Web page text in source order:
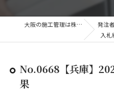
大阪の施工管理は株式会社CAGAMI
発注者支援業務
入札
No.0668【兵庫】
果